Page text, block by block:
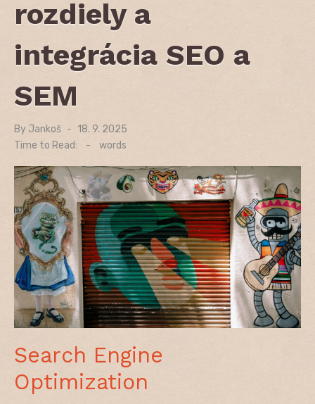
rozdiely a
integrácia SEO a
SEM
By Jankoš
Posted
18. 9. 2025
Time to Read:
- words
Search Engine
Optimization